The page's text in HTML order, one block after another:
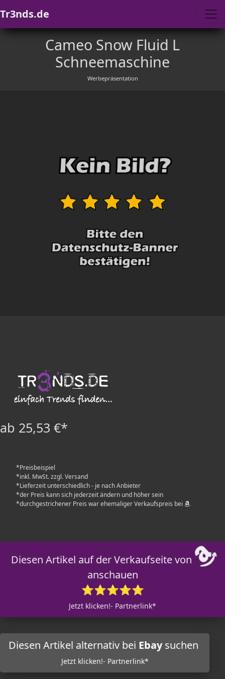
Tr3nds.de
Cameo Snow Fluid L
Schneemaschine
Werbepräsentation
ab 25,53 €*
*Preisbeispiel
*inkl. MwSt. zzgl. Versand
*Lieferzeit unterschiedlich - je nach Anbieter
*der Preis kann sich jederzeit ändern und höher sein
*durchgestrichener Preis war ehemaliger Verkaufspreis bei
Diesen Artikel auf der Verkaufseite von
anschauen
⭐⭐⭐⭐⭐
Jetzt klicken!- Partnerlink*
Diesen Artikel alternativ bei Ebaysuchen
Jetzt klicken!- Partnerlink*